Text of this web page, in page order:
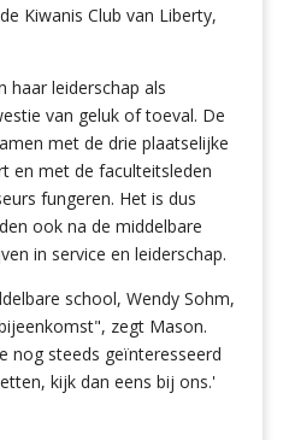
Kiwanis Club van Liberty,
haar leiderschap als
van geluk of toeval. De
met de drie plaatselijke
en met de faculteitsleden
fungeren. Het is dus
ook na de middelbare
in service en leiderschap.
school, Wendy Sohm,
zegt Mason.
nog steeds geïnteresseerd
kijk dan eens bij ons.'